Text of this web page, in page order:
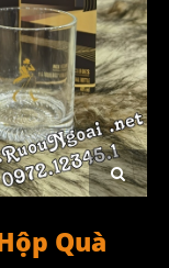
Quà